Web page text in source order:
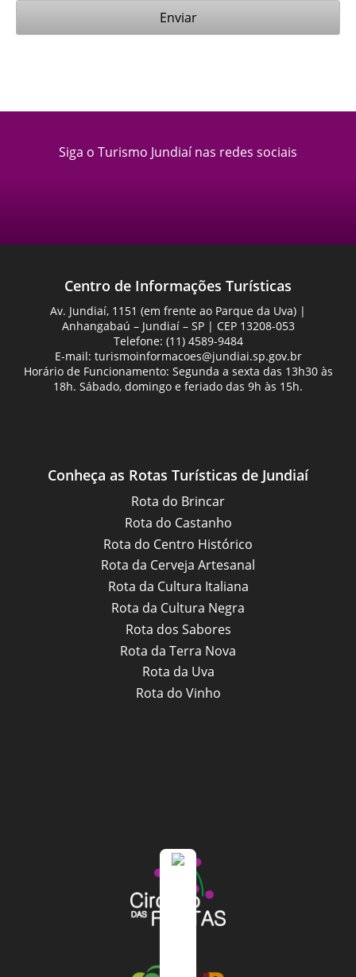
Siga o Turismo Jundiaí nas redes sociais
Conheça as Rotas Turísticas de Jundiaí
Rota do Brincar
Rota do Castanho
Rota do Centro Histórico
Rota da Cerveja Artesanal
Rota da Cultura Italiana
Rota da Cultura Negra
Rota dos Sabores
Rota da Terra Nova
Rota da Uva
Rota do Vinho
Centro de Informações Turísticas
Av. Jundiaí, 1151 (em frente ao Parque da Uva) |
Anhangabaú – Jundiaí – SP | CEP 13208-053
Telefone: (11) 4589-9484
E-mail: turismoinformacoes@jundiai.sp.gov.br
Horário de Funcionamento: Segunda a sexta das 13h30 às
18h. Sábado, domingo e feriado das 9h às 15h.